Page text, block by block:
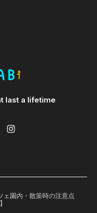
last a lifetime
ェ園内・散策時の注意点